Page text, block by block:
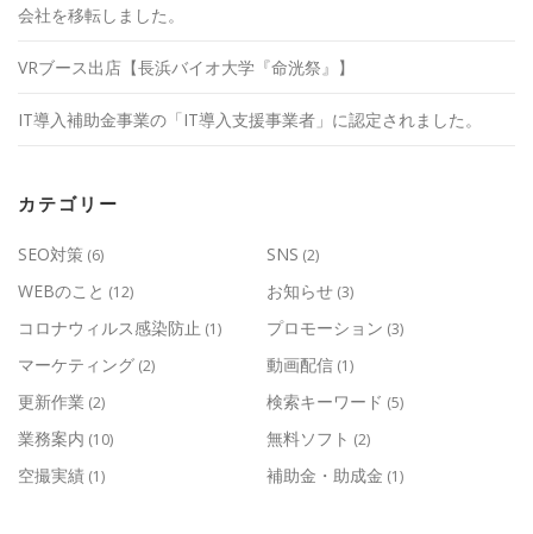
会社を移転しました。
VRブース出店【長浜バイオ大学『命洸祭』】
IT導入補助金事業の「IT導入支援事業者」に認定されました。
カテゴリー
SEO対策 (6) SNS (2)
WEBのこと (12) お知らせ (3)
コロナウィルス感染防止 (1) プロモーション (3)
マーケティング (2) 動画配信 (1)
更新作業 (2) 検索キーワード (5)
業務案内 (10) 無料ソフト (2)
空撮実績 (1) 補助金・助成金 (1)